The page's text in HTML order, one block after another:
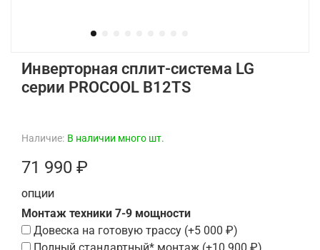
Наличие: В наличии много шт.
Инверторная сплит-система LG
серии PROCOOL B12TS
71 990 ₽
ОПЦИИ
Монтаж техники 7-9 мощности
Довеска на готовую трассу (+5 000 ₽)